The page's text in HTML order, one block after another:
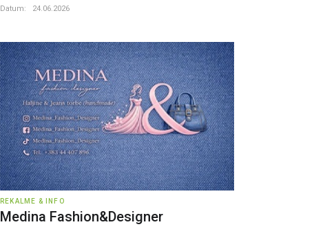
Datum: 24.06.2026
REKALME & INFO
Medina Fashion&Designer